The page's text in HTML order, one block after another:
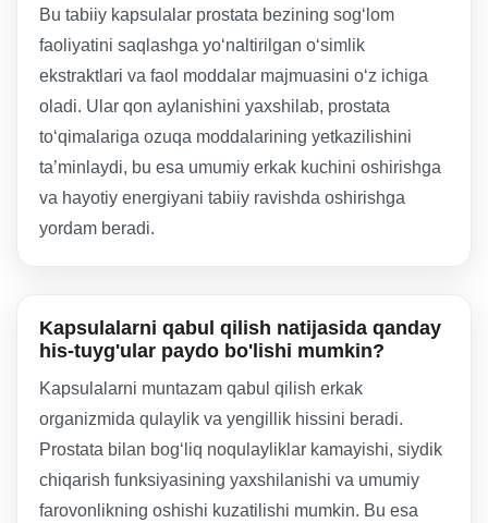
Bu tabiiy kapsulalar prostata bezining sog‘lom
faoliyatini saqlashga yo‘naltirilgan o‘simlik
ekstraktlari va faol moddalar majmuasini o‘z ichiga
oladi. Ular qon aylanishini yaxshilab, prostata
to‘qimalariga ozuqa moddalarining yetkazilishini
ta’minlaydi, bu esa umumiy erkak kuchini oshirishga
va hayotiy energiyani tabiiy ravishda oshirishga
yordam beradi.
Kapsulalarni qabul qilish natijasida qanday
his-tuyg'ular paydo bo'lishi mumkin?
Kapsulalarni muntazam qabul qilish erkak
organizmida qulaylik va yengillik hissini beradi.
Prostata bilan bog‘liq noqulayliklar kamayishi, siydik
chiqarish funksiyasining yaxshilanishi va umumiy
farovonlikning oshishi kuzatilishi mumkin. Bu esa